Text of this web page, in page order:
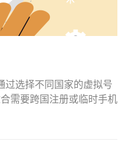
选择不同国家的虚拟号
需要跨国注册或临时手机